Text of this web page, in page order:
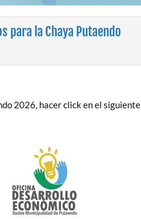
para la Chaya Putaendo
2026, hacer click en el siguiente